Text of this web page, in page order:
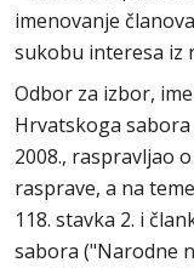
imenovanje
sukobu interesa iz
Odbor za izbor,
Hrvatskoga sabora
2008., raspravljao
rasprave, a na
118. stavka 2. i
sabora ("Narodne